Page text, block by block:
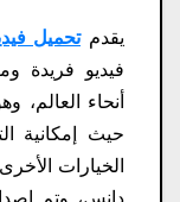
يقدمتحميل
فيديو فريدة
أنحاء العالم،
حيث إمكانية
الخيارات